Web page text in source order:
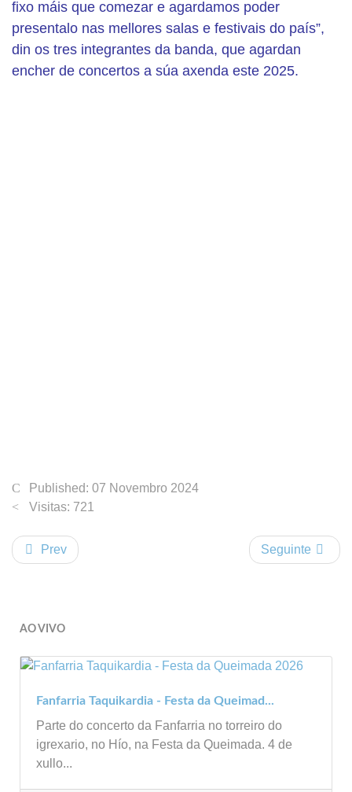
fixo máis que comezar e agardamos poder
presentalo nas mellores salas e festivais do país”,
din os tres integrantes da banda, que agardan
encher de concertos a súa axenda este 2025.
Published: 07 Novembro 2024
Visitas: 721
Prev Seguinte
AO VIVO
Fanfarria Taquikardia - Festa da Queimad...
Parte do concerto da Fanfarria no torreiro do
igrexario, no Hío, na Festa da Queimada. 4 de
xullo...